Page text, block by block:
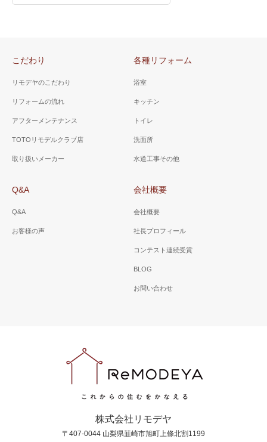
こだわり
リモデヤのこだわり
リフォームの流れ
アフターメンテナンス
TOTOリモデルクラブ店
取り扱いメーカー
各種リフォーム
浴室
キッチン
トイレ
洗面所
水道工事その他
Q&A
Q&A
お客様の声
会社概要
会社概要
社長プロフィール
コンテスト連続受賞
BLOG
お問い合わせ
株式会社リモデヤ
〒407-0044 山梨県韮崎市旭町上條北割1199